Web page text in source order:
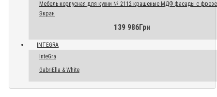
Мебель корпусная для кухни № 2112 крашеные МДФ фасады с
Экран
139 986Грн
INTEGRA
InteGra
GabriElla & White